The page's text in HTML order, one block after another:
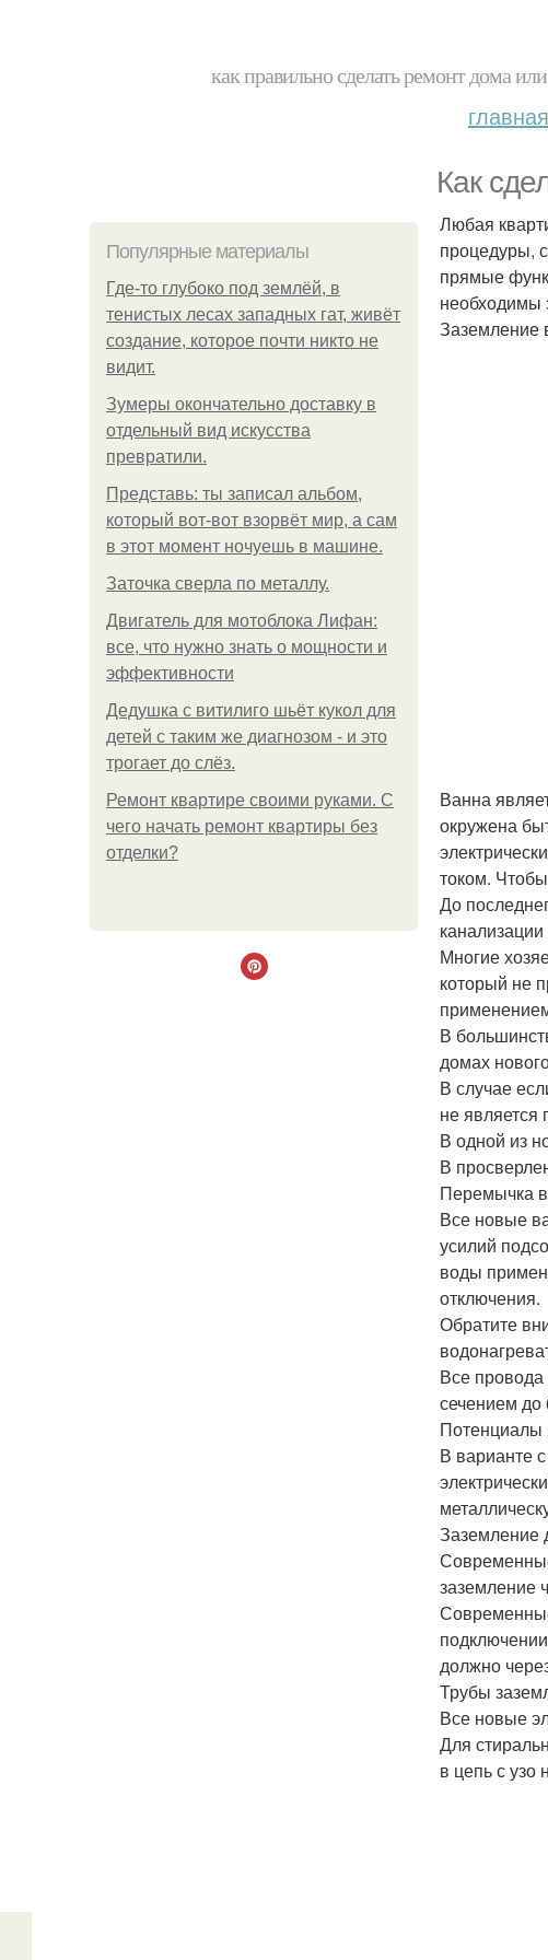
как правильно сделать ремонт дома
главная
Как
Популярные материалы
Где-то глубоко под землёй, в
тенистых лесах западных гат, живёт
создание, которое почти никто не
видит.
Зумеры окончательно доставку в
отдельный вид искусства
превратили.
Представь: ты записал альбом,
который вот-вот взорвёт мир, а сам
в этот момент ночуешь в машине.
Заточка сверла по металлу.
Двигатель для мотоблока Лифан:
все, что нужно знать о мощности и
эффективности
Дедушка с витилиго шьёт кукол для
детей с таким же диагнозом - и это
трогает до слёз.
Ремонт квартире своими руками. С
чего начать ремонт квартиры без
отделки?
Любая
процедуры,
прямые
необходимы
Заземление
Ванна
окружена
током.
До
Многие
который не
В
домах
В случае
не является
В одной из
В
Перемычка
Все новые
усилий
воды
отключения.
Обратите
Все
сечением до
Потенциалы
В варианте
Заземление
заземление
должно
Трубы
Все новые
Для
в цепь с узо